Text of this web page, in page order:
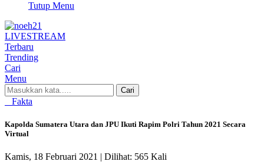
Tutup Menu
LIVESTREAM
Terbaru
Trending
Cari
Menu
Cari
Fakta
Kapolda Sumatera Utara dan JPU Ikuti Rapim Polri Tahun 2021 Secara
Virtual
Kamis, 18 Februari 2021 | Dilihat: 565 Kali